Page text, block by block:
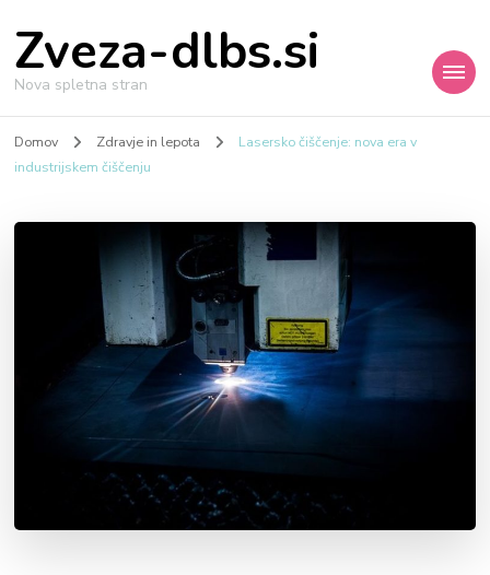
Zveza-dlbs.si
Nova spletna stran
Domov Zdravje in lepota
Lasersko čiščenje: nova era v
industrijskem čiščenju